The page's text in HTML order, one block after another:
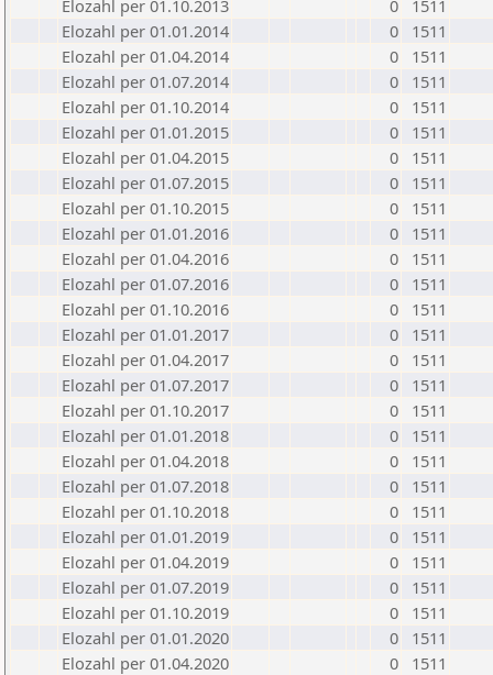
Elozahl per 01.10.2013
0
1511
Elozahl per 01.01.2014
0
1511
Elozahl per 01.04.2014
0
1511
Elozahl per 01.07.2014
0
1511
Elozahl per 01.10.2014
0
1511
Elozahl per 01.01.2015
0
1511
Elozahl per 01.04.2015
0
1511
Elozahl per 01.07.2015
0
1511
Elozahl per 01.10.2015
0
1511
Elozahl per 01.01.2016
0
1511
Elozahl per 01.04.2016
0
1511
Elozahl per 01.07.2016
0
1511
Elozahl per 01.10.2016
0
1511
Elozahl per 01.01.2017
0
1511
Elozahl per 01.04.2017
0
1511
Elozahl per 01.07.2017
0
1511
Elozahl per 01.10.2017
0
1511
Elozahl per 01.01.2018
0
1511
Elozahl per 01.04.2018
0
1511
Elozahl per 01.07.2018
0
1511
Elozahl per 01.10.2018
0
1511
Elozahl per 01.01.2019
0
1511
Elozahl per 01.04.2019
0
1511
Elozahl per 01.07.2019
0
1511
Elozahl per 01.10.2019
0
1511
Elozahl per 01.01.2020
0
1511
Elozahl per 01.04.2020
0
1511